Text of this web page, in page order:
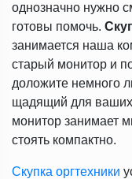
однозначно нужно
готовы помочь.
занимается наша
старый монитор и
доложите немного
щадящий для
монитор занимает
стоять компактно.
Скупка оргтехники